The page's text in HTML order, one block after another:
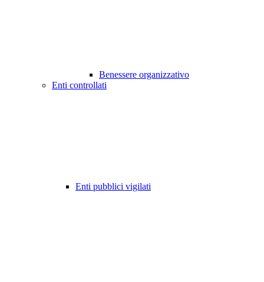
Benessere organizzativo
Enti controllati
Enti pubblici vigilati